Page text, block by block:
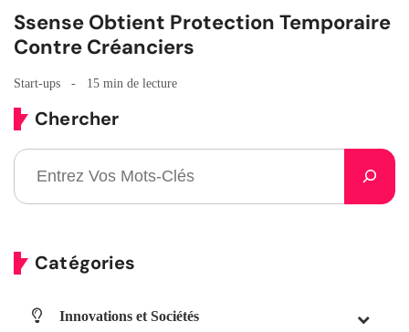
Ssense Obtient Protection Temporaire
Contre Créanciers
Start-ups 15 min de lecture
Chercher
Catégories
Innovations et Sociétés